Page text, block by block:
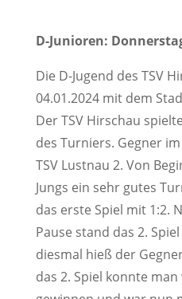
D-Junioren:
Die D-Jugend des TSV
04.01.2024 mit dem
Der TSV Hirschau
des Turniers. Gegner
TSV Lustnau 2. Von
Jungs ein sehr gutes
das erste Spiel mit 1:2.
Pause stand das 2.
diesmal hieß der
das 2. Spiel konnte